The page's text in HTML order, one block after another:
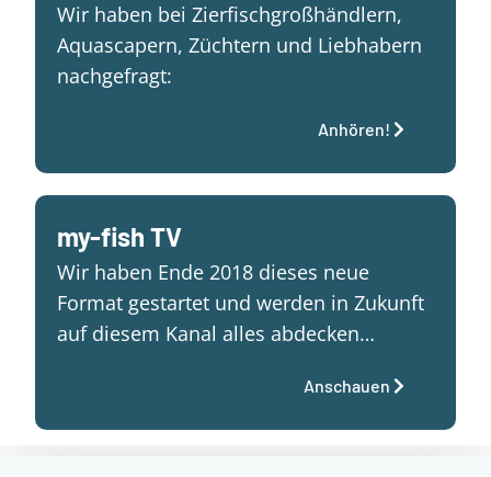
Wir haben bei Zierfischgroßhändlern,
Aquascapern, Züchtern und Liebhabern
nachgefragt:
Anhören!
my-fish TV
Wir haben Ende 2018 dieses neue
Format gestartet und werden in Zukunft
auf diesem Kanal alles abdecken…
Anschauen